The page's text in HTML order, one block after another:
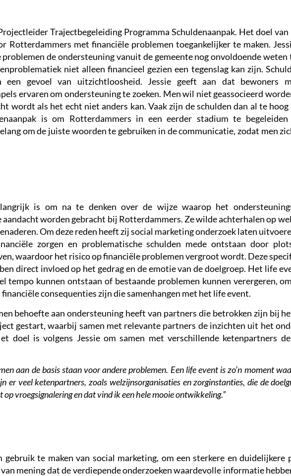
Trajectbegeleiding Programma Schuldenaanpak. Het doel
Rotterdammers met financiële problemen toegankelijker te maken.
de ondersteuning vanuit de gemeente nog onvoldoende
niet alleen financieel gezien een tegenslag kan zijn.
een gevoel van uitzichtloosheid. Jessie geeft aan dat bewoners
ervaren om ondersteuning te zoeken. Men wil niet geassocieerd
wordt als het echt niet anders kan. Vaak zijn de schulden dan al te
is om Rotterdammers in een eerder stadium te
om de juiste woorden te gebruiken in de communicatie, zodat men
is om na te denken over de wijze waarop het
worden gebracht bij Rotterdammers. Ze wilde achterhalen op
Om deze reden heeft zij social marketing onderzoek laten
zorgen en problematische schulden mede ontstaan door
waardoor het risico op financiële problemen vergroot wordt. Deze
direct invloed op het gedrag en de emotie van de doelgroep. Het life
tempo kunnen ontstaan of bestaande problemen kunnen verergeren,
consequenties zijn die samenhangen met het life event.
behoefte aan ondersteuning heeft van partners die betrokken zijn bij
gestart, waarbij samen met relevante partners de inzichten uit het
doel is volgens Jessie om samen met verschillende ketenpartners
aan de basis staan voor andere problemen. Een life event is zo’n moment
er veel ketenpartners, zoals welzijnsorganisaties en zorginstanties, die de
vroegsignalering en dat vind ik een hele mooie ontwikkeling.”
gebruik te maken van social marketing, om een sterkere en duidelijkere
mening dat de verdiepende onderzoeken waardevolle informatie